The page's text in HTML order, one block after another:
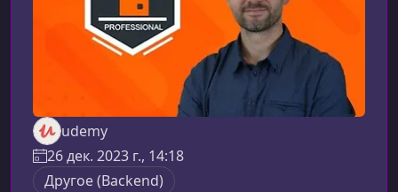
udemy
26 дек. 2023 г., 14:18
Другое (Backend)